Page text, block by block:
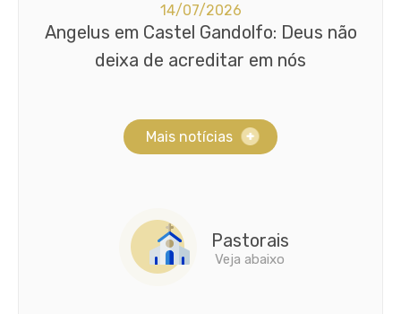
14/07/2026
Angelus em Castel Gandolfo: Deus não
deixa de acreditar em nós
Mais notícias
Pastorais
Veja abaixo